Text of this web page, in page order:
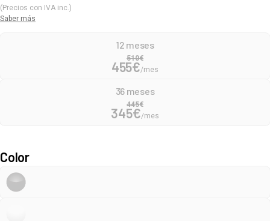
(Precios con IVA inc.)
Saber más
12 meses
510€
455€/mes
36 meses
445€
345€/mes
Color